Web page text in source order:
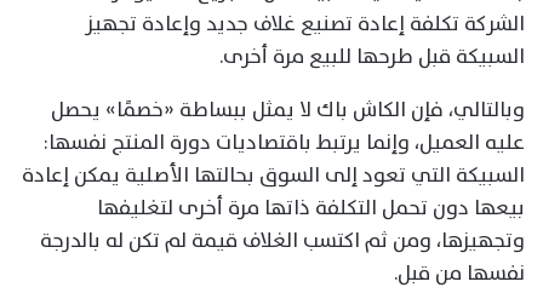
الشركة تكلفة إعادة تصنيع غلاف جديد وإعادة تجهيز
السبيكة قبل طرحها للبيع مرة أخرى.
وبالتالي، فإن الكاش باك لا يمثل ببساطة «خصمًا» يحصل
عليه العميل، وإنما يرتبط باقتصاديات دورة المنتج نفسها:
السبيكة التي تعود إلى السوق بحالتها الأصلية يمكن إعادة
بيعها دون تحمل التكلفة ذاتها مرة أخرى لتغليفها
وتجهيزها، ومن ثم اكتسب الغلاف قيمة لم تكن له بالدرجة
نفسها من قبل.